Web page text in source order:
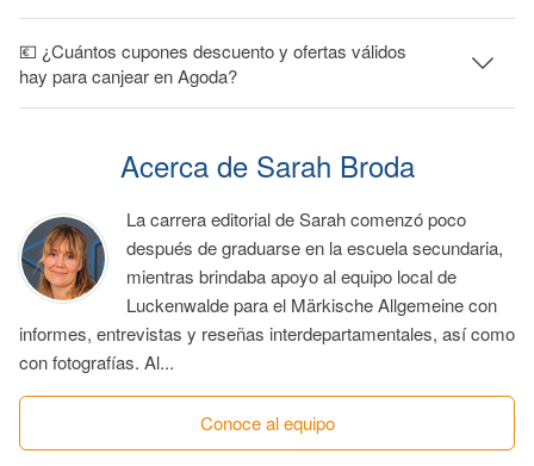
💶 ¿Cuántos cupones descuento y ofertas válidos
hay para canjear en Agoda?
Acerca de Sarah Broda
La carrera editorial de Sarah comenzó poco
después de graduarse en la escuela secundaria,
mientras brindaba apoyo al equipo local de
Luckenwalde para el Märkische Allgemeine con
informes, entrevistas y reseñas interdepartamentales, así como
con fotografías. Al...
Conoce al equipo